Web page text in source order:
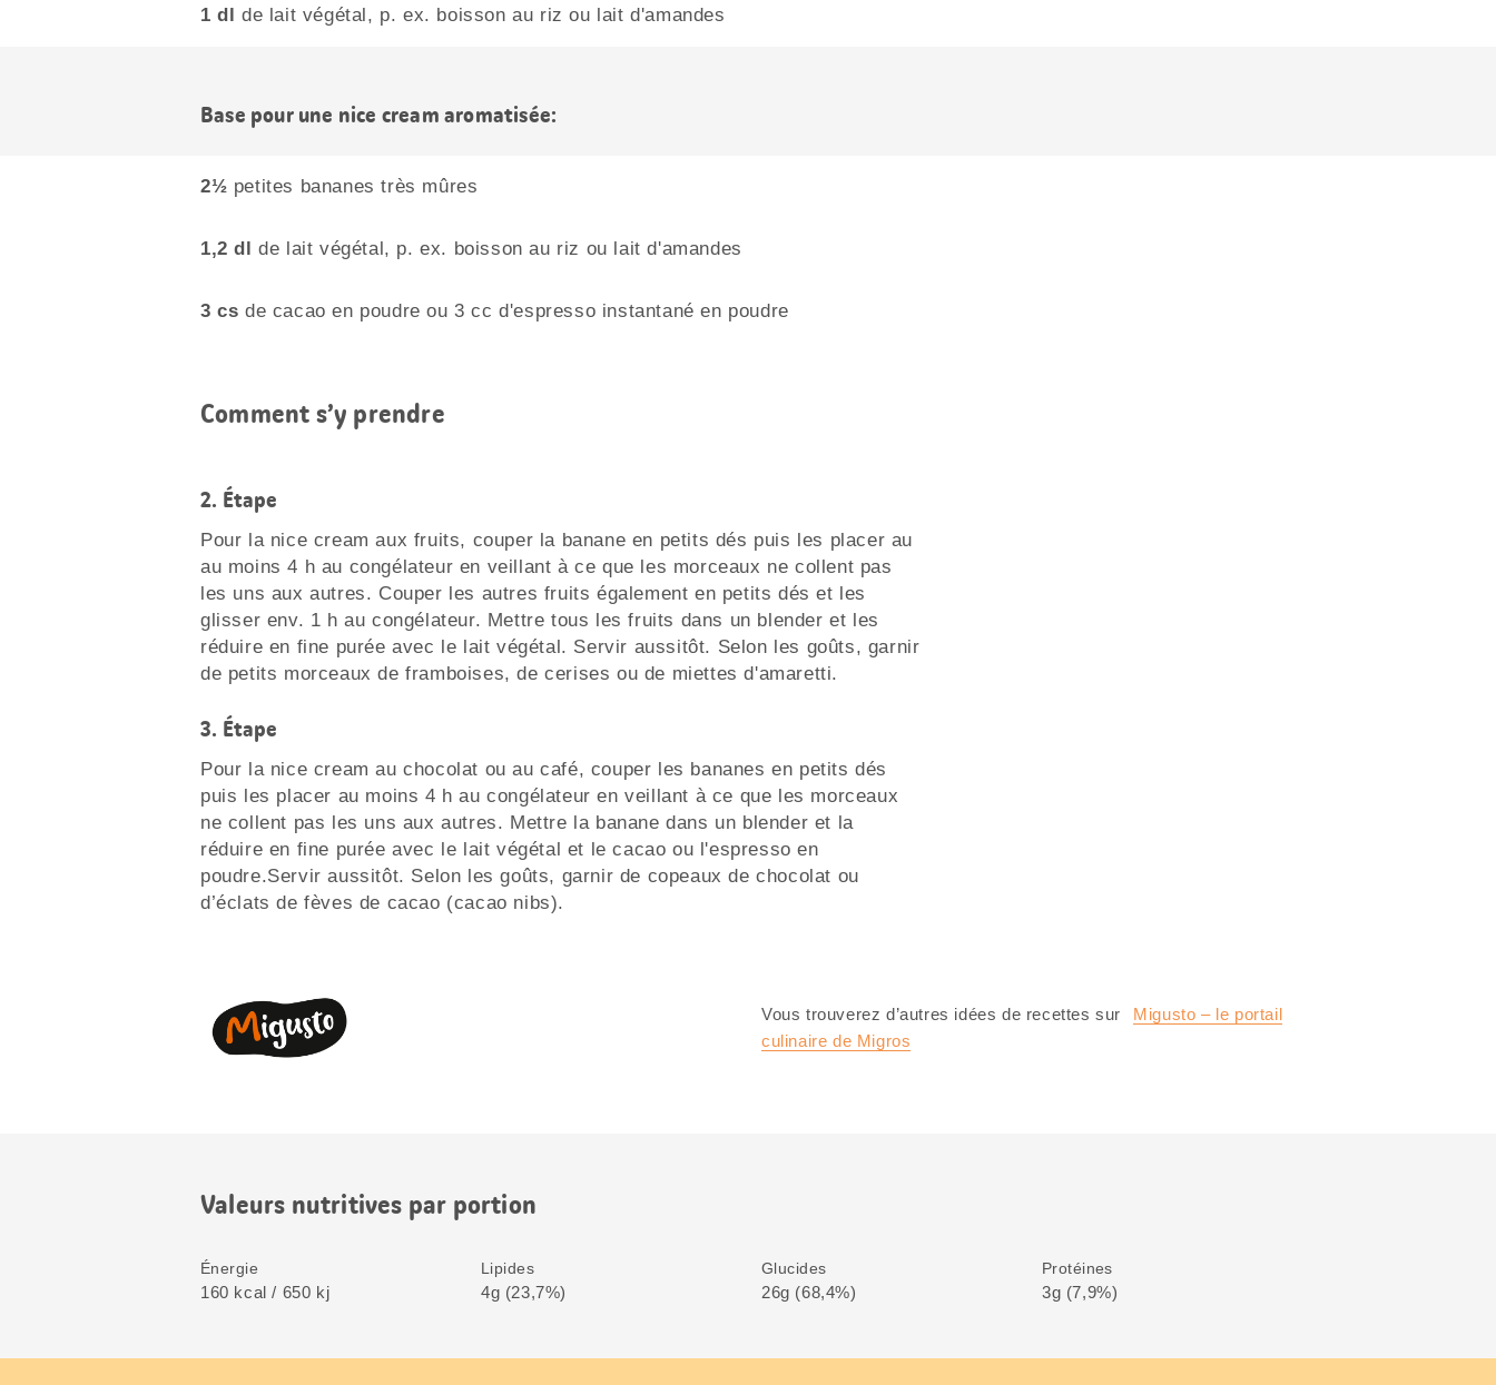
1 dl de lait végétal, p. ex. boisson au riz ou lait d'amandes
Base pour une nice cream aromatisée:
2½ petites bananes très mûres
1,2 dl de lait végétal, p. ex. boisson au riz ou lait d'amandes
3 cs de cacao en poudre ou 3 cc d'espresso instantané en poudre
Comment s’y prendre
2. Étape
Pour la nice cream aux fruits, couper la banane en petits dés puis les placer au
au moins 4 h au congélateur en veillant à ce que les morceaux ne collent pas
les uns aux autres. Couper les autres fruits également en petits dés et les
glisser env. 1 h au congélateur. Mettre tous les fruits dans un blender et les
réduire en fine purée avec le lait végétal. Servir aussitôt. Selon les goûts, garnir
de petits morceaux de framboises, de cerises ou de miettes d'amaretti.
3. Étape
Pour la nice cream au chocolat ou au café, couper les bananes en petits dés
puis les placer au moins 4 h au congélateur en veillant à ce que les morceaux
ne collent pas les uns aux autres. Mettre la banane dans un blender et la
réduire en fine purée avec le lait végétal et le cacao ou l'espresso en
poudre.Servir aussitôt. Selon les goûts, garnir de copeaux de chocolat ou
d’éclats de fèves de cacao (cacao nibs).
Vous trouverez d’autres idées de recettes sur
Migusto – le portail
culinaire de Migros
Valeurs nutritives par portion
Énergie
160 kcal / 650 kj
Lipides
4g (23,7%)
Glucides
26g (68,4%)
Protéines
3g (7,9%)